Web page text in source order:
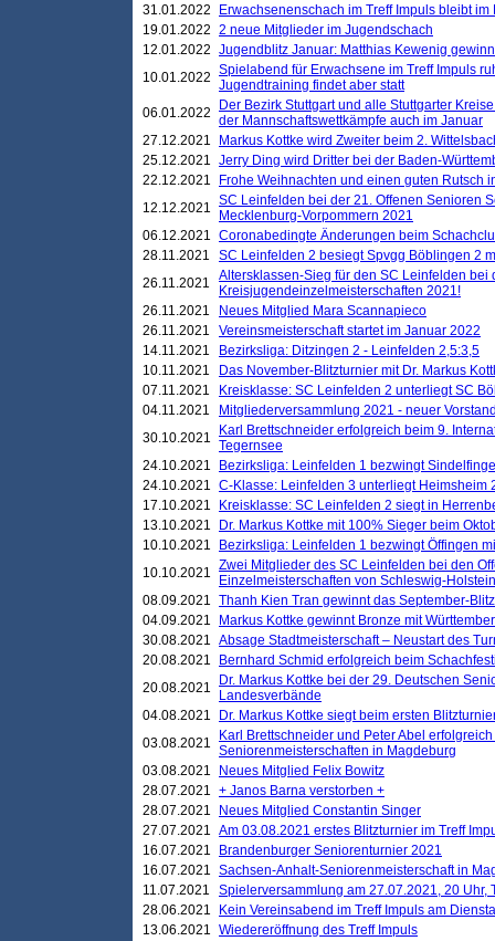
31.01.2022
Erwachsenenschach im Treff Impuls bleibt
19.01.2022 2 neue Mitglieder im Jugendschach
12.01.2022 Jugendblitz Januar: Matthias Kewenig
10.01.2022 Spielabend für Erwachsene im Treff Impuls
Jugendtraining findet aber statt
06.01.2022
Der Bezirk Stuttgart und alle Stuttgarter
der Mannschaftswettkämpfe auch im Januar
27.12.2021
Markus Kottke wird Zweiter beim 2.
25.12.2021 Jerry Ding wird Dritter bei der Baden-
22.12.2021
Frohe Weihnachten und einen guten Rutsch
12.12.2021 SC Leinfelden bei der 21. Offenen Senioren
Mecklenburg-Vorpommern 2021
06.12.2021 Coronabedingte Änderungen beim
28.11.2021
SC Leinfelden 2 besiegt Spvgg Böblingen 2
26.11.2021
Altersklassen-Sieg für den SC Leinfelden bei
Kreisjugendeinzelmeisterschaften 2021!
26.11.2021
Neues Mitglied Mara Scannapieco
26.11.2021
Vereinsmeisterschaft startet im Januar 2022
14.11.2021
Bezirksliga: Ditzingen 2 - Leinfelden 2,5:3,5
10.11.2021
Das November-Blitzturnier mit Dr. Markus
07.11.2021
Kreisklasse: SC Leinfelden 2 unterliegt SC
04.11.2021
Mitgliederversammlung 2021 - neuer
30.10.2021
Karl Brettschneider erfolgreich beim 9.
Tegernsee
24.10.2021
Bezirksliga: Leinfelden 1 bezwingt
24.10.2021 C-Klasse: Leinfelden 3 unterliegt Heimsheim
17.10.2021
Kreisklasse: SC Leinfelden 2 siegt in
13.10.2021
Dr. Markus Kottke mit 100% Sieger beim
10.10.2021
Bezirksliga: Leinfelden 1 bezwingt Öffingen
10.10.2021 Zwei Mitglieder des SC Leinfelden bei den
Einzelmeisterschaften von Schleswig-
08.09.2021 Thanh Kien Tran gewinnt das September-
04.09.2021
Markus Kottke gewinnt Bronze mit
30.08.2021 Absage Stadtmeisterschaft – Neustart des
20.08.2021
Bernhard Schmid erfolgreich beim
20.08.2021
Dr. Markus Kottke bei der 29. Deutschen
Landesverbände
04.08.2021
Dr. Markus Kottke siegt beim ersten
03.08.2021
Karl Brettschneider und Peter Abel
Seniorenmeisterschaften in Magdeburg
03.08.2021
Neues Mitglied Felix Bowitz
28.07.2021 + Janos Barna verstorben +
28.07.2021
Neues Mitglied Constantin Singer
27.07.2021 Am 03.08.2021 erstes Blitzturnier im Treff
16.07.2021
Brandenburger Seniorenturnier 2021
16.07.2021 Sachsen-Anhalt-Seniorenmeisterschaft in
11.07.2021
Spielerversammlung am 27.07.2021, 20 Uhr,
28.06.2021
Kein Vereinsabend im Treff Impuls am
13.06.2021 Wiedereröffnung des Treff Impuls